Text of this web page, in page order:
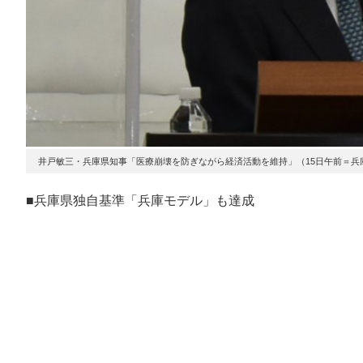
井戸敏三・兵庫県知事「医療崩壊を防ぎながら経済活動を維持」（15日午前＝兵
■兵庫県独自基準「兵庫モデル」も達成